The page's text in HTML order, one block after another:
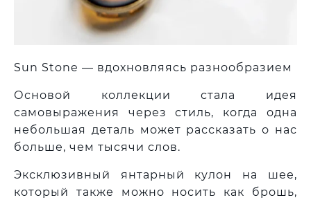
Sun Stone — вдохновляясь разнообразием
Основой коллекции стала идея
самовыражения через стиль, когда одна
небольшая деталь может рассказать о нас
больше, чем тысячи слов.
Эксклюзивный янтарный кулон на шее,
который также можно носить как брошь,